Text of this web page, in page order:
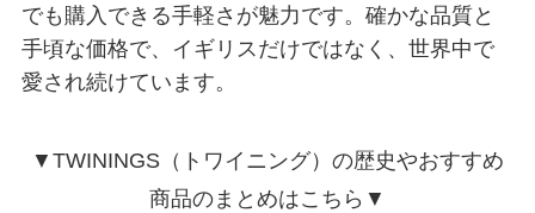
でも購入できる手軽さが魅力です。確かな品質と
手頃な価格で、イギリスだけではなく、世界中で
愛され続けています。
▼TWININGS（トワイニング）の歴史やおすすめ
商品のまとめはこちら▼